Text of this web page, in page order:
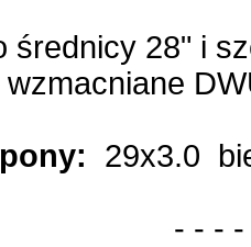
średnicy 28" i
wzmacniane
29x3.0
- - - -